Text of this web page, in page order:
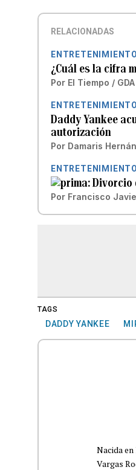
RELACIONADAS
ENTRETENIMIENTO
¿Cuál es la cifra
Por El Tiempo / GDA
ENTRETENIMIENTO
Daddy Yankee
autorización
Por Damaris
ENTRETENIMIENTO
Divorcio
Por Francisco
TAGS
DADDY YANKEE
Nacida
Vargas